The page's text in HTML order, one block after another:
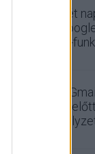
Két
AI-
A